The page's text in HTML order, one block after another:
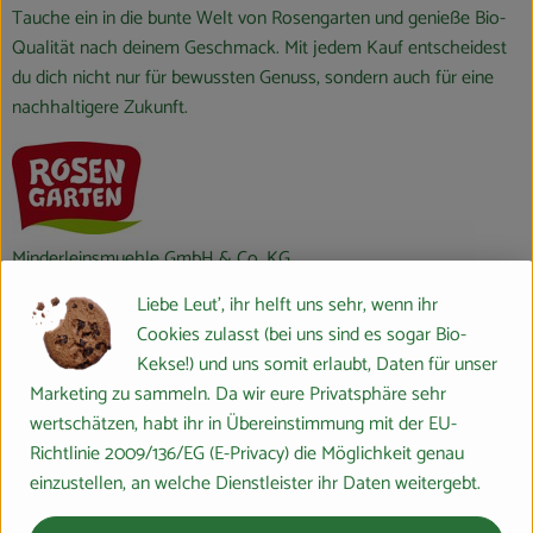
Tauche ein in die bunte Welt von Rosengarten und genieße Bio-
Qualität nach deinem Geschmack. Mit jedem Kauf entscheidest
du dich nicht nur für bewussten Genuss, sondern auch für eine
nachhaltigere Zukunft.
Minderleinsmuehle GmbH & Co. KG
D 91077 Neunkirchen
Erleben Sie Rosengarten in unserem Markenfilm – persönlich, nah
und authentisch:https://rosengarten-naturkost.de/markenfilm/
Rosengarten ist die Naturkostmarke der Minderleinsmühle. Die
Minderleinsmühle ist als Familienbetrieb seit dem Jahr 1776 in
Franken verwurzelt. Mit der Pioniermarke Rosengarten führen wir
Liebe Leut', ihr helft uns sehr, wenn ihr
Cookies zulasst (bei uns sind es sogar Bio-
Kekse!) und uns somit erlaubt, Daten für unser
Marketing zu sammeln. Da wir eure Privatsphäre sehr
wertschätzen, habt ihr in Übereinstimmung mit der EU-
Richtlinie 2009/136/EG (E-Privacy) die Möglichkeit genau
einzustellen, an welche Dienstleister ihr Daten weitergebt.